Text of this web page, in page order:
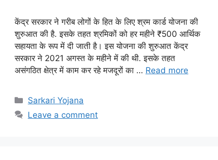
केंद्र सरकार ने गरीब लोगों के हित के लिए श्रम कार्ड योजना की
शुरुआत की है. इसके तहत श्रमिकों को हर महीने ₹500 आर्थिक
सहायता के रूप में दी जाती है। इस योजना की शुरुआत केंद्र
सरकार ने 2021 अगस्त के महीने में की थी. इसके तहत
असंगठित क्षेत्र में काम कर रहे मजदूरों का … Read more
Categories
Sarkari Yojana
Leave a comment